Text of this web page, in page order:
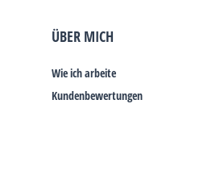
ÜBER MICH
Wie ich arbeite
Kundenbewertungen